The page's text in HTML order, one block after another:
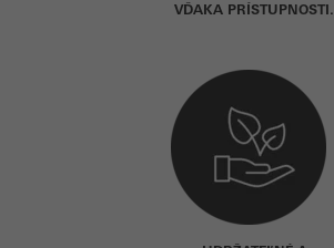
VĎAKA PRÍSTUPNOSTI.